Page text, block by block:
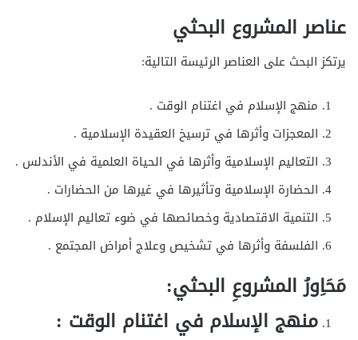
عناصر المشروع البحثي
يرتكز البحث على العناصر الرئيسة التالية:
منهج الإسلام في اغتنام الوقت .
المعجزات وأثرها في ترسيخ العقيدة الإسلامية .
التعاليم الإسلامية وأثرها في الحياة العلمية في الأندلس .
الحضارة الإسلامية وتأثيرها في غيرها من الحضارات .
التنمية الاقتصادية وخصائصها في ضوء تعاليم الإسلام .
الفلسفة وأثرها في تشخيص وعلاج أمراض المجتمع .
مَحَاِورُ المشروعِ البحثي:
منهج الإسلام في اغتنام الوقت :